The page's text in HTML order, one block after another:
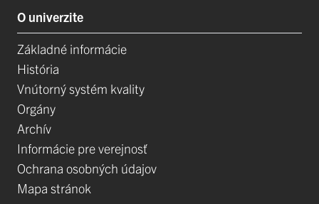
O univerzite
Základné informácie
História
Vnútorný systém kvality
Orgány
Archív
Informácie pre verejnosť
Ochrana osobných údajov
Mapa stránok